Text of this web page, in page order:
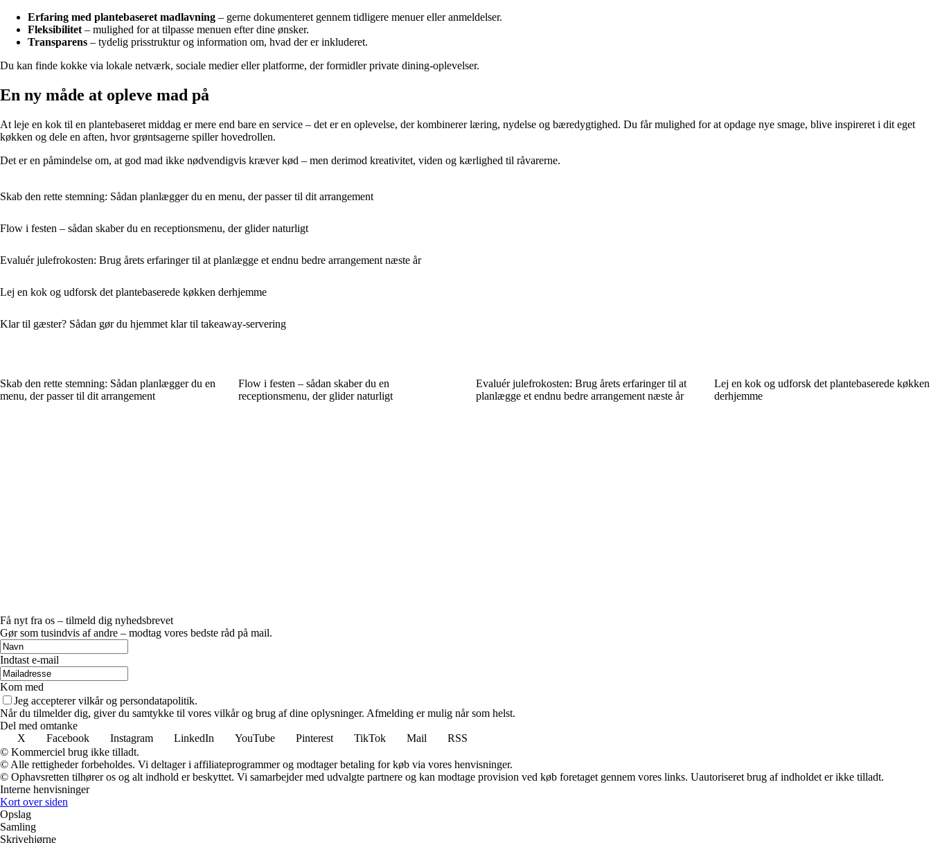
Erfaring med plantebaseret madlavning – gerne dokumenteret gennem tidligere menuer eller anmeldelser.
Fleksibilitet – mulighed for at tilpasse menuen efter dine ønsker.
Transparens – tydelig prisstruktur og information om, hvad der er inkluderet.
Du kan finde kokke via lokale netværk, sociale medier eller platforme, der formidler private dining-oplevelser.
En ny måde at opleve mad på
At leje en kok til en plantebaseret middag er mere end bare en service – det er en oplevelse, der kombinerer læring, nydelse og bæredygtighed. Du får mulighed for at opdage nye smage, blive inspireret i dit eget
køkken og dele en aften, hvor grøntsagerne spiller hovedrollen.
Det er en påmindelse om, at god mad ikke nødvendigvis kræver kød – men derimod kreativitet, viden og kærlighed til råvarerne.
Skab den rette stemning: Sådan planlægger du en menu, der passer til dit arrangement
Flow i festen – sådan skaber du en receptionsmenu, der glider naturligt
Evaluér julefrokosten: Brug årets erfaringer til at planlægge et endnu bedre arrangement næste år
Lej en kok og udforsk det plantebaserede køkken derhjemme
Klar til gæster? Sådan gør du hjemmet klar til takeaway-servering
Skab den rette stemning: Sådan planlægger du en
menu, der passer til dit arrangement
Flow i festen – sådan skaber du en
receptionsmenu, der glider naturligt
Evaluér julefrokosten: Brug årets erfaringer til at
planlægge et endnu bedre arrangement næste år
Lej en kok og udforsk det plantebaserede køkken
derhjemme
Få nyt fra os – tilmeld dig nyhedsbrevet
Gør som tusindvis af andre – modtag vores bedste råd på mail.
Indtast e-mail
Kom med
Jeg accepterer vilkår og persondatapolitik.
Når du tilmelder dig, giver du samtykke til vores vilkår og brug af dine oplysninger. Afmelding er mulig når som helst.
Del med omtanke
X
Facebook Instagram LinkedIn YouTube Pinterest TikTok Mail
RSS
© Kommerciel brug ikke tilladt.
© Alle rettigheder forbeholdes. Vi deltager i affiliateprogrammer og modtager betaling for køb via vores henvisninger.
© Ophavsretten tilhører os og alt indhold er beskyttet. Vi samarbejder med udvalgte partnere og kan modtage provision ved køb foretaget gennem vores links. Uautoriseret brug af indholdet er ikke tilladt.
Interne henvisninger
Kort over siden
Opslag
Samling
Skrivehjørne